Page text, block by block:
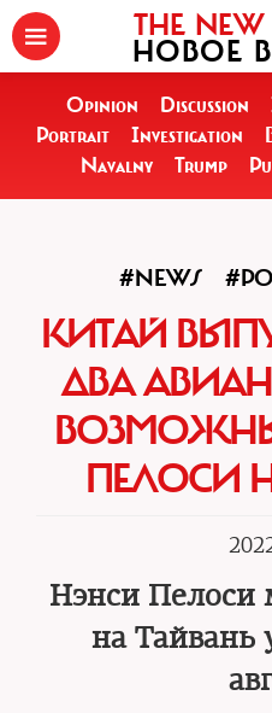
THE NEW
НОВОЕ
Opinion Discussion
Portrait
Investigation
Navalny
Trump
#NEWS
КИТАЙ
ДВА
ПЕЛОСИ
Нэнси Пелоси
на Тайвань